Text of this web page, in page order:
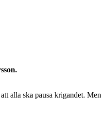
alla ska pausa krigandet. Men